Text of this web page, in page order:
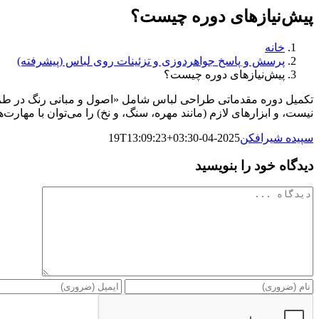
پیش‌نیازهای دوره چیست؟
خانه
پرسش و پاسخ جواهردوزی و تزئینات روی لباس (پیشرفته)
پیش‌نیازهای دوره چیست؟
تکمیل دوره مقدماتی طراحی لباس شامل «اصول و مبانی رنگ در
نیست، و ابزارهای لازم (مانند مهره، سنگ، و نخ) را می‌توان با
سپیده شیرافکن2025-04-19T13:09:23+03:30
دیدگاه خود را بنویسید
دیدگاه